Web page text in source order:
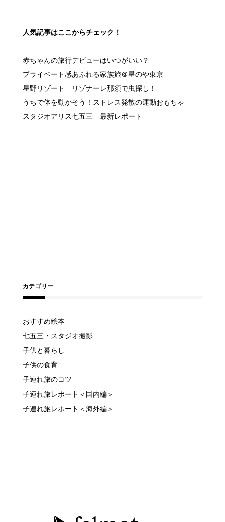
人気記事はここからチェック！
赤ちゃんの旅行デビューはいつがいい？
プライベート感あふれる家族旅＠星のや東京
星野リゾート リゾナーレ那須で虫探し！
うちで体を動かそう！ストレス発散の運動おもちゃ
スタジオアリス七五三 最新レポート
カテゴリー
おすすめ絵本
七五三・スタジオ撮影
子供と暮らし
子供の食育
子連れ旅のコツ
子連れ旅レポート＜国内編＞
子連れ旅レポート＜海外編＞